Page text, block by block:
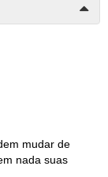
mudar de
nada suas